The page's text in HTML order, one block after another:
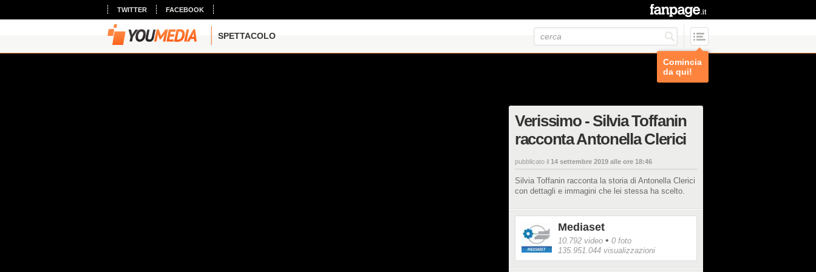
TWITTER FACEBOOK
SPETTACOLO
Comincia
da qui!
Verissimo - Silvia Toffanin
racconta Antonella Clerici
pubblicato il 14 settembre 2019 alle ore 18:46
Silvia Toffanin racconta la storia di Antonella Clerici
con dettagli e immagini che lei stessa ha scelto.
Mediaset
10.792 video • 0 foto
135.951.044 visualizzazioni